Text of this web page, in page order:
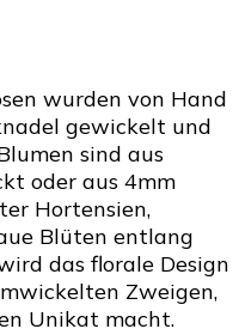
wurden von Hand
gewickelt und
sind aus
oder aus 4mm
Hortensien,
Blüten entlang
das florale Design
Zweigen,
Unikat macht.